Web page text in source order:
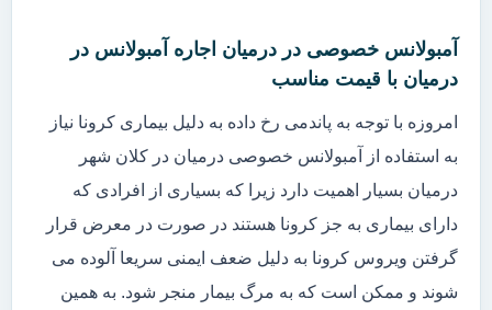
آمبولانس خصوصی در درمیان اجاره آمبولانس در
درمیان با قیمت مناسب
امروزه با توجه به پاندمی رخ داده به دلیل بیماری کرونا نیاز
به استفاده از آمبولانس خصوصی درمیان در کلان شهر
درمیان بسیار اهمیت دارد زیرا که بسیاری از افرادی که
دارای بیماری به جز کرونا هستند در صورت در معرض قرار
گرفتن ویروس کرونا به دلیل ضعف ایمنی سریعا آلوده می
شوند و ممکن است که به مرگ بیمار منجر شود. به همین